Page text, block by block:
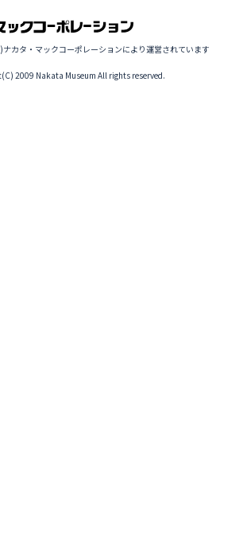
ナカタ・マックコーポレーションにより運営されています
2009 Nakata Museum All rights reserved.